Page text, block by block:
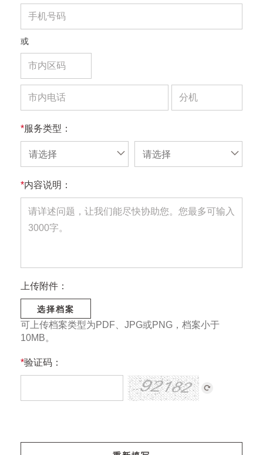
或
*服务类型：
请选择 请选择
*内容说明：
上传附件：
选择档案
可上传档案类型为PDF、JPG或PNG，档案小于
10MB。
*验证码：